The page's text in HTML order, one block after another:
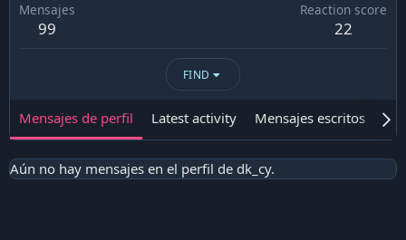
Mensajes
99
Reaction score
22
FIND
Mensajes de perfil Latest activity Mensajes escritos
Aún no hay mensajes en el perfil de dk_cy.